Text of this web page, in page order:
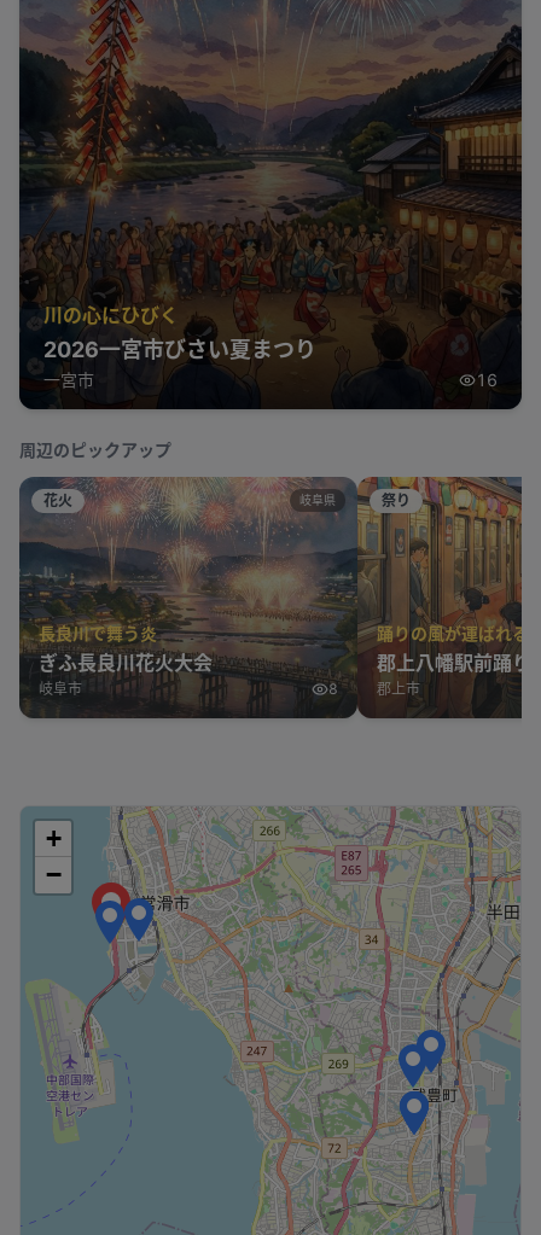
川の心にひびく
2026一宮市びさい夏まつり
一宮市 16
周辺のピックアップ
花火 岐阜県
長良川で舞う炎
ぎふ長良川花火大会
岐阜市 8
祭り
踊りの風が運ばれる
郡上八幡駅前踊り
郡上市
+
−